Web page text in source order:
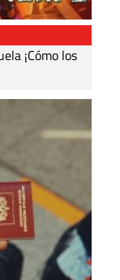
¡Cómo los